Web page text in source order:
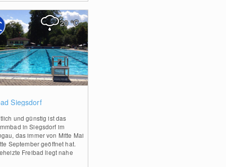
Siegsdorf
und günstig ist das
in Siegsdorf im
das immer von Mitte Mai
September geöffnet hat.
Freibad liegt nahe
20°C